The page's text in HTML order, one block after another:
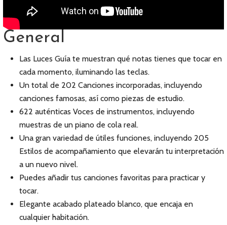
General
Las Luces Guía te muestran qué notas tienes que tocar en
cada momento, iluminando las teclas.
Un total de 202 Canciones incorporadas, incluyendo
canciones famosas, así como piezas de estudio.
622 auténticas Voces de instrumentos, incluyendo
muestras de un piano de cola real.
Una gran variedad de útiles funciones, incluyendo 205
Estilos de acompañamiento que elevarán tu interpretación
a un nuevo nivel.
Puedes añadir tus canciones favoritas para practicar y
tocar.
Elegante acabado plateado blanco, que encaja en
cualquier habitación.